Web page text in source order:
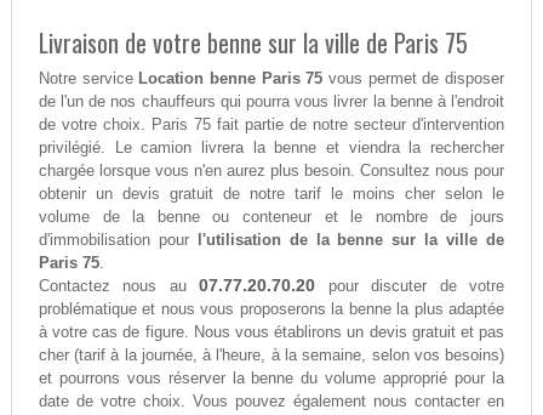
Livraison de votre benne sur la ville de Paris 75
Notre service Location benne Paris 75 vous permet de disposer
de l'un de nos chauffeurs qui pourra vous livrer la benne à l'endroit
de votre choix. Paris 75 fait partie de notre secteur d'intervention
privilégié. Le camion livrera la benne et viendra la rechercher
chargée lorsque vous n'en aurez plus besoin. Consultez nous pour
obtenir un devis gratuit de notre tarif le moins cher selon le
volume de la benne ou conteneur et le nombre de jours
d'immobilisation pour
l'utilisation de la benne sur la ville de
Paris 75.
Contactez nous au07.77.20.70.20 pour discuter de votre
problématique et nous vous proposerons la benne la plus adaptée
à votre cas de figure. Nous vous établirons un devis gratuit et pas
cher (tarif à la journée, à l'heure, à la semaine, selon vos besoins)
et pourrons vous réserver la benne du volume approprié pour la
date de votre choix. Vous pouvez également nous contacter en